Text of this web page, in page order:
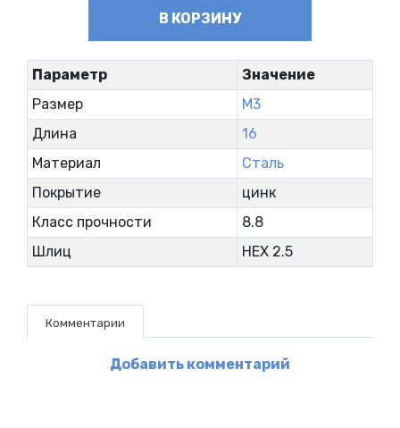
В КОРЗИНУ
Параметр
Значение
Размер
М3
Длина
16
Материал
Сталь
Покрытие
цинк
Класс прочности
8.8
Шлиц
HEX 2.5
Комментарии
Добавить комментарий